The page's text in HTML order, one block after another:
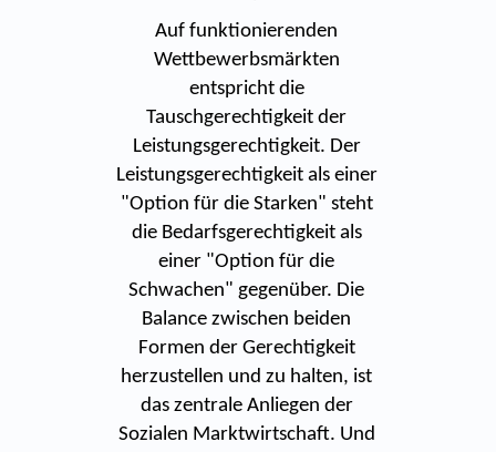
Auf funktionierenden
Wettbewerbsmärkten
entspricht die
Tauschgerechtigkeit der
Leistungsgerechtigkeit. Der
Leistungsgerechtigkeit als einer
"Option für die Starken" steht
die Bedarfsgerechtigkeit als
einer "Option für die
Schwachen" gegenüber. Die
Balance zwischen beiden
Formen der Gerechtigkeit
herzustellen und zu halten, ist
das zentrale Anliegen der
Sozialen Marktwirtschaft. Und